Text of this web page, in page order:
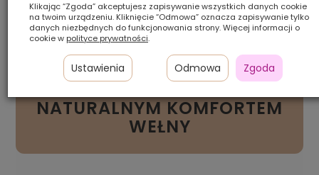
TURBAN LONDON TL/55 –
DWUWARSTWOWA
ELEGANCJA Z
NATURALNYM KOMFORTEM
WEŁNY
Klikając “Zgoda” akceptujesz zapisywanie wszystkich danych cookie
na twoim urządzeniu. Kliknięcie “Odmowa” oznacza zapisywanie tylko
danych niezbędnych do funkcjonowania strony. Więcej informacji o
cookie w polityce prywatności.
Ustawienia Odmowa Zgoda